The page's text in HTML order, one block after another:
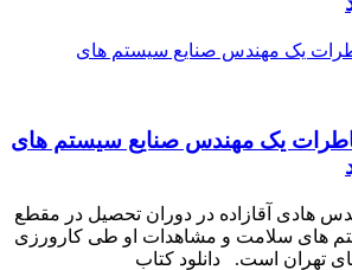
خاطرات یک مهندس صنایع سیستم های
هادی آقازاده در دوران تحصیل در مقطع
های سلامت و مشاهدات او طی کارورزی
تهران است. دانلود کتاب